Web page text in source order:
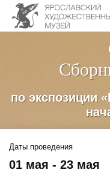
по экспозиции
Даты проведения
01 мая - 23 мая